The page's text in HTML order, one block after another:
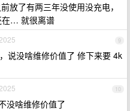
放了有两三年没使用没充电，
在… 就很离谱
9
说没啥维修价值了 修下来要 4k
10
没啥维修价值了